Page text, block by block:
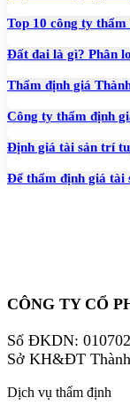
Top 10 công ty
Đất đai là gì? Phân
Thẩm định giá
Công ty thẩm định
Định giá tài sản trí
Để thẩm định giá tài
CÔNG TY CỔ
Số ĐKDN:
Sở KH&ĐT
Dịch vụ thẩm định